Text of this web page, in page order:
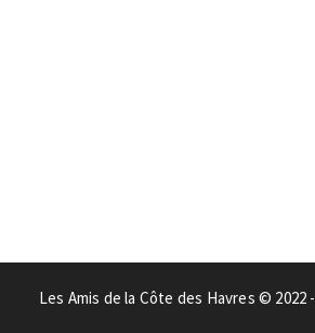
Les Amis de la Côte des Havres © 2022 -